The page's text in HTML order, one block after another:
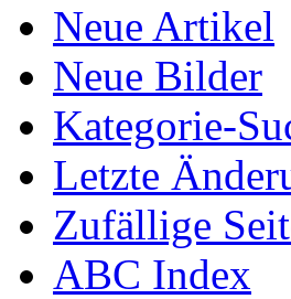
Neue Artikel
Neue Bilder
Kategorie-
Letzte
Zufällige
ABC Index